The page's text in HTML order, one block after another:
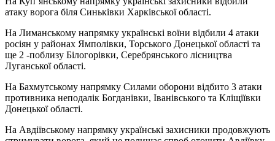
атаку ворога біля Синьківки Харківської області.
На Лиманському напрямку українські воїни відбили 4 атаки
росіян у районах Ямполівки, Торського Донецької області та
ще 2 -поблизу Білогорівки, Серебрянського лісництва
Луганської області.
На Бахмутському напрямку Силами оборони відбито 3 атаки
противника неподалік Богданівки, Іванівського та Кліщіївки
Донецької області.
На Авдіївському напрямку українські захисники продовжують